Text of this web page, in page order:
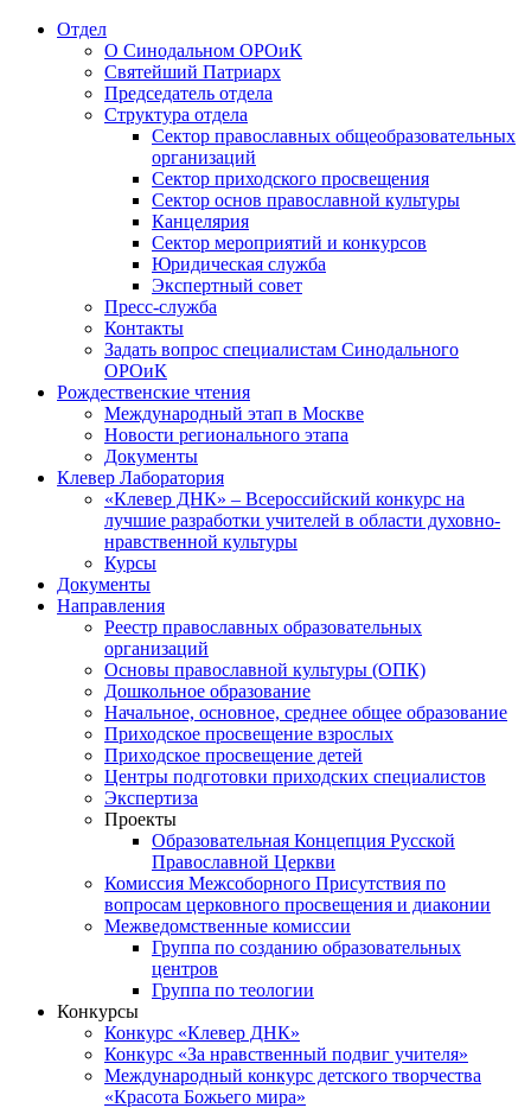
Отдел
О Синодальном ОРОиК
Святейший Патриарх
Председатель отдела
Структура отдела
Сектор православных общеобразовательных
организаций
Сектор приходского просвещения
Сектор основ православной культуры
Канцелярия
Сектор мероприятий и конкурсов
Юридическая служба
Экспертный совет
Пресс-служба
Контакты
Задать вопрос специалистам Синодального
ОРОиК
Рождественские чтения
Международный этап в Москве
Новости регионального этапа
Документы
Клевер Лаборатория
«Клевер ДНК» – Всероссийский конкурс на
лучшие разработки учителей в области духовно-
нравственной культуры
Курсы
Документы
Направления
Реестр православных образовательных
организаций
Основы православной культуры (ОПК)
Дошкольное образование
Начальное, основное, среднее общее образование
Приходское просвещение взрослых
Приходское просвещение детей
Центры подготовки приходских специалистов
Экспертиза
Проекты
Образовательная Концепция Русской
Православной Церкви
Комиссия Межсоборного Присутствия по
вопросам церковного просвещения и диаконии
Межведомственные комиссии
Группа по созданию образовательных
центров
Группа по теологии
Конкурсы
Конкурс «Клевер ДНК»
Конкурс «За нравственный подвиг учителя»
Международный конкурс детского творчества
«Красота Божьего мира»